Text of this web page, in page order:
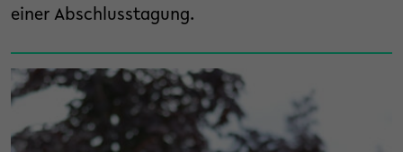
einer Abschlusstagung.